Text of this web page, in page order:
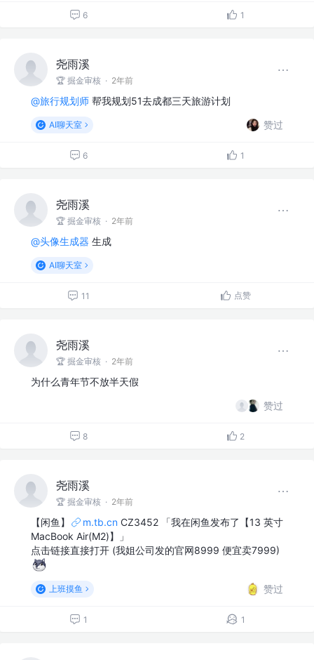
6 1
尧雨溪
🏆 掘金审核 · 2年前
@旅行规划师 帮我规划51去成都三天旅游计划
AI聊天室 赞过
6 1
尧雨溪
🏆 掘金审核 · 2年前
@头像生成器 生成
AI聊天室
11 点赞
尧雨溪
🏆 掘金审核 · 2年前
为什么青年节不放半天假
赞过
8 2
尧雨溪
🏆 掘金审核 · 2年前
【闲鱼】 m.tb.cn CZ3452 「我在闲鱼发布了【13 英寸
MacBook Air(M2)】」
点击链接直接打开 (我姐公司发的官网8999 便宜卖7999)
上班摸鱼 赞过
1 1